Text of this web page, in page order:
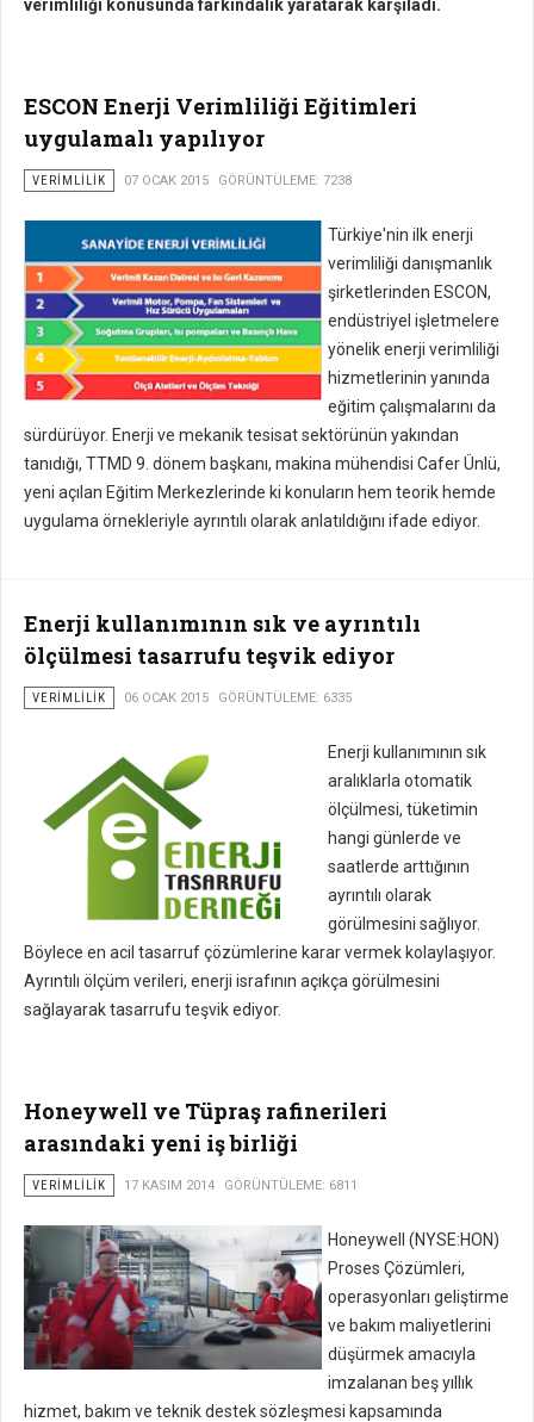
verimliliği konusunda farkındalık yaratarak karşıladı.
ESCON Enerji Verimliliği Eğitimleri
uygulamalı yapılıyor
VERIMLILIK 07 OCAK 2015 GÖRÜNTÜLEME: 7238
Türkiye'nin ilk enerji
verimliliği danışmanlık
şirketlerinden ESCON,
endüstriyel işletmelere
yönelik enerji verimliliği
hizmetlerinin yanında
eğitim çalışmalarını da
sürdürüyor. Enerji ve mekanik tesisat sektörünün yakından
tanıdığı, TTMD 9. dönem başkanı, makina mühendisi Cafer Ünlü,
yeni açılan Eğitim Merkezlerinde ki konuların hem teorik hemde
uygulama örnekleriyle ayrıntılı olarak anlatıldığını ifade ediyor.
Enerji kullanımının sık ve ayrıntılı
ölçülmesi tasarrufu teşvik ediyor
VERIMLILIK 06 OCAK 2015 GÖRÜNTÜLEME: 6335
Enerji kullanımının sık
aralıklarla otomatik
ölçülmesi, tüketimin
hangi günlerde ve
saatlerde arttığının
ayrıntılı olarak
görülmesini sağlıyor.
Böylece en acil tasarruf çözümlerine karar vermek kolaylaşıyor.
Ayrıntılı ölçüm verileri, enerji israfının açıkça görülmesini
sağlayarak tasarrufu teşvik ediyor.
Honeywell ve Tüpraş rafinerileri
arasındaki yeni iş birliği
VERIMLILIK 17 KASIM 2014 GÖRÜNTÜLEME: 6811
Honeywell (NYSE:HON)
Proses Çözümleri,
operasyonları geliştirme
ve bakım maliyetlerini
düşürmek amacıyla
imzalanan beş yıllık
hizmet, bakım ve teknik destek sözleşmesi kapsamında